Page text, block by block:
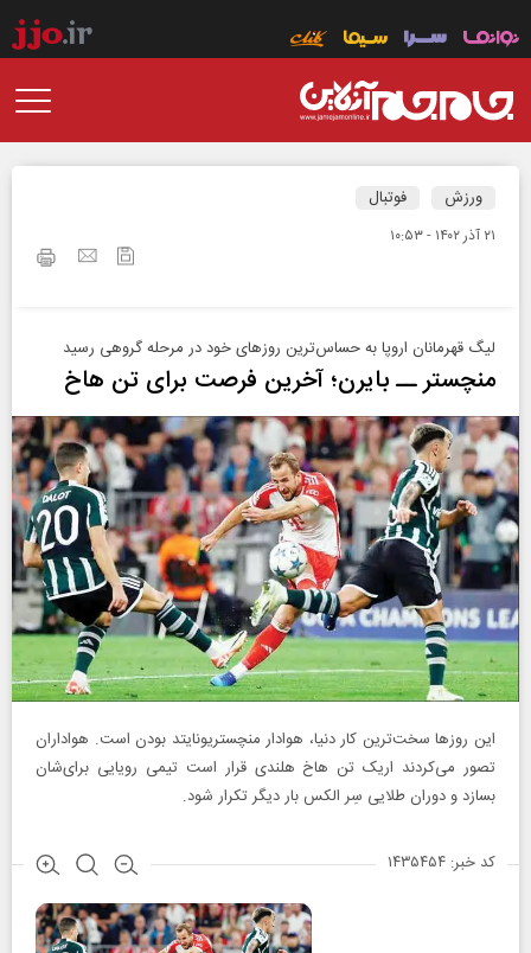
ورزش فوتبال
۲۱ آذر ۱۴۰۲ - ۱۰:۵۳
لیگ قهرمانان اروپا به حسا‌س‌ترین روزهای خود در مرحله گروهی رسید
منچستر ــ بایرن؛ آخرین فرصت برای تن‌ هاخ
این روزها سخت‌ترین کار دنیا، هوادار منچستریونایتد بودن است. هواداران
تصور می‌کردند اریک تن هاخ هلندی قرار است تیمی رویایی برای‌شان
بسازد و دوران طلایی سِر الکس بار دیگر تکرار شود.
کد خبر: ۱۴۳۵۴۵۴